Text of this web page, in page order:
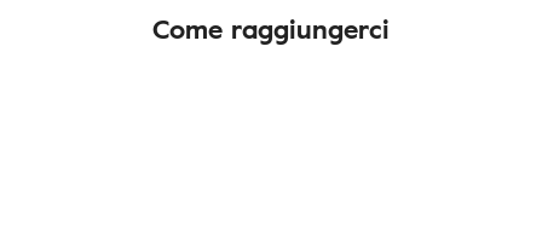
Come raggiungerci